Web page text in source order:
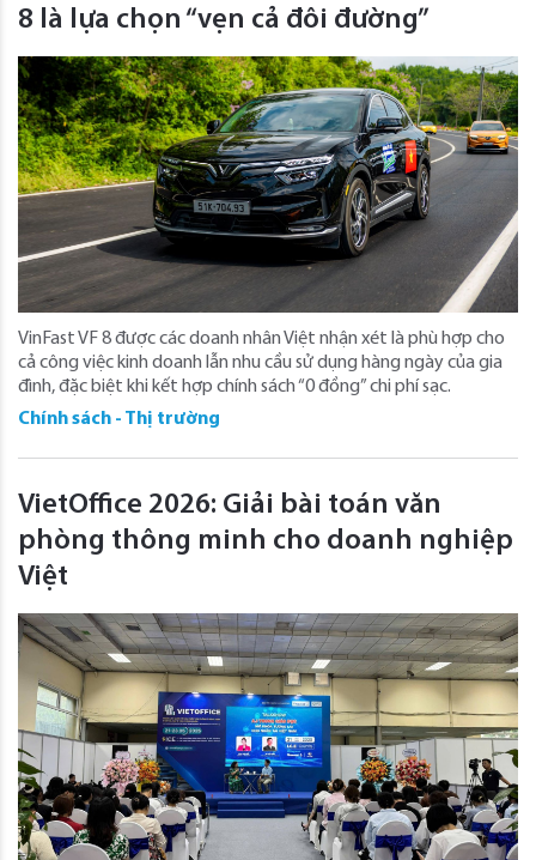
8 là lựa chọn “vẹn cả đôi đường”
VinFast VF 8 được các doanh nhân Việt nhận xét là phù hợp cho
cả công việc kinh doanh lẫn nhu cầu sử dụng hàng ngày của gia
đình, đặc biệt khi kết hợp chính sách “0 đồng” chi phí sạc.
Chính sách - Thị trường
VietOffice 2026: Giải bài toán văn
phòng thông minh cho doanh nghiệp
Việt